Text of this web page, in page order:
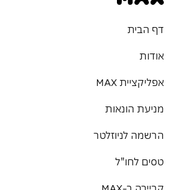
דף הבית
אודות
אפליקציית MAX
מניעת הונאות
הרשמה לניוזלטר
טסים לחו"ל
קריירה ב-MAX